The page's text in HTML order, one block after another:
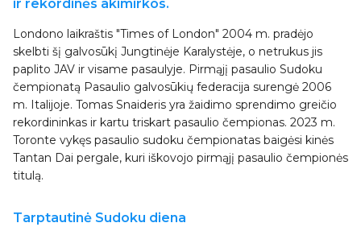
ir rekordinės akimirkos.
Londono laikraštis "Times of London" 2004 m. pradėjo
skelbti šį galvosūkį Jungtinėje Karalystėje, o netrukus jis
paplito JAV ir visame pasaulyje. Pirmąjį pasaulio Sudoku
čempionatą Pasaulio galvosūkių federacija surengė 2006
m. Italijoje. Tomas Snaideris yra žaidimo sprendimo greičio
rekordininkas ir kartu triskart pasaulio čempionas. 2023 m.
Toronte vykęs pasaulio sudoku čempionatas baigėsi kinės
Tantan Dai pergale, kuri iškovojo pirmąjį pasaulio čempionės
titulą.
Tarptautinė Sudoku diena